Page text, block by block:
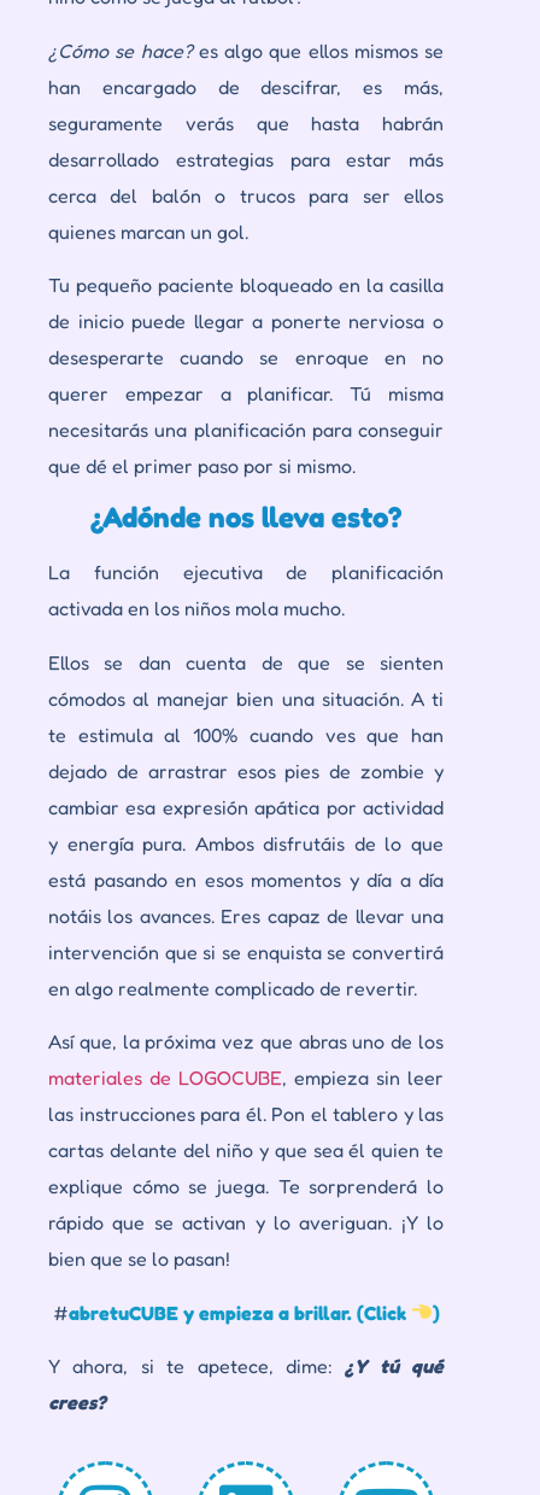
¿Cómo se hace?es algo que ellos mismos se
han encargado de descifrar, es más,
seguramente verás que hasta habrán
desarrollado estrategias para estar más
cerca del balón o trucos para ser ellos
quienes marcan un gol.
Tu pequeño paciente bloqueado en la casilla
de inicio puede llegar a ponerte nerviosa o
desesperarte cuando se enroque en no
querer empezar a planificar. Tú misma
necesitarás una planificación para conseguir
que dé el primer paso por si mismo.
¿Adónde nos lleva esto?
La función ejecutiva de planificación
activada en los niños mola mucho.
Ellos se dan cuenta de que se sienten
cómodos al manejar bien una situación. A ti
te estimula al 100% cuando ves que han
dejado de arrastrar esos pies de zombie y
cambiar esa expresión apática por actividad
y energía pura. Ambos disfrutáis de lo que
está pasando en esos momentos y día a día
notáis los avances. Eres capaz de llevar una
intervención que si se enquista se convertirá
en algo realmente complicado de revertir.
Así que, la próxima vez que abras uno de los
materiales de LOGOCUBE, empieza sin leer
las instrucciones para él. Pon el tablero y las
cartas delante del niño y que sea él quien te
explique cómo se juega. Te sorprenderá lo
rápido que se activan y lo averiguan. ¡Y lo
bien que se lo pasan!
#abretuCUBE y empieza a brillar. (Click )
Y ahora, si te apetece, dime: ¿Y tú qué
crees?